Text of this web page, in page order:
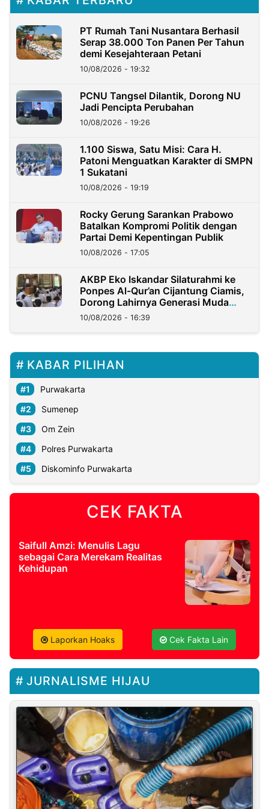
PT Rumah Tani Nusantara Berhasil
Serap 38.000 Ton Panen Per Tahun
demi Kesejahteraan Petani
10/08/2026 - 19:32
PCNU Tangsel Dilantik, Dorong NU
Jadi Pencipta Perubahan
10/08/2026 - 19:26
1.100 Siswa, Satu Misi: Cara H.
Patoni Menguatkan Karakter di SMPN
1 Sukatani
10/08/2026 - 19:19
Rocky Gerung Sarankan Prabowo
Batalkan Kompromi Politik dengan
Partai Demi Kepentingan Publik
10/08/2026 - 17:05
AKBP Eko Iskandar Silaturahmi ke
Ponpes Al-Qur’an Cijantung Ciamis,
Dorong Lahirnya Generasi Muda
Berkarakter
10/08/2026 - 16:39
KABAR PILIHAN
Purwakarta
Sumenep
Om Zein
Polres Purwakarta
Diskominfo Purwakarta
CEK FAKTA
Saifull Amzi: Menulis Lagu
sebagai Cara Merekam Realitas
Kehidupan
Laporkan Hoaks Cek Fakta Lain
JURNALISME HIJAU